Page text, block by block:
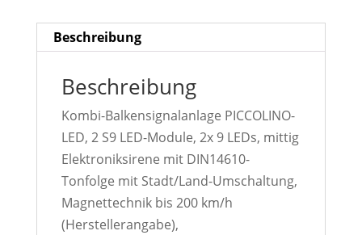
Beschreibung
Beschreibung
Kombi-Balkensignalanlage PICCOLINO-
LED, 2 S9 LED-Module, 2x 9 LEDs, mittig
Elektroniksirene mit DIN14610-
Tonfolge mit Stadt/Land-Umschaltung,
Magnettechnik bis 200 km/h
(Herstellerangabe),